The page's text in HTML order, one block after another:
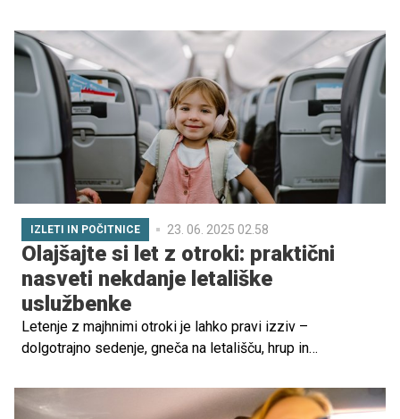
zaskrbljujoče, je stiskanje pesti pri dojenčkih povsem
normalno in služi več razvojnim namenom. Preverite,
zakaj dojenčki stiskajo pesti in kdaj bi morali biti starši
pozorni.
IZLETI IN POČITNICE 23. 06. 2025 02.58
Olajšajte si let z otroki: praktični
nasveti nekdanje letališke
uslužbenke
Letenje z majhnimi otroki je lahko pravi izziv –
dolgotrajno sedenje, gneča na letališču, hrup in
in otrokom. A s pravo pripravo lahko celotno izkušnjo
precej olajšate.